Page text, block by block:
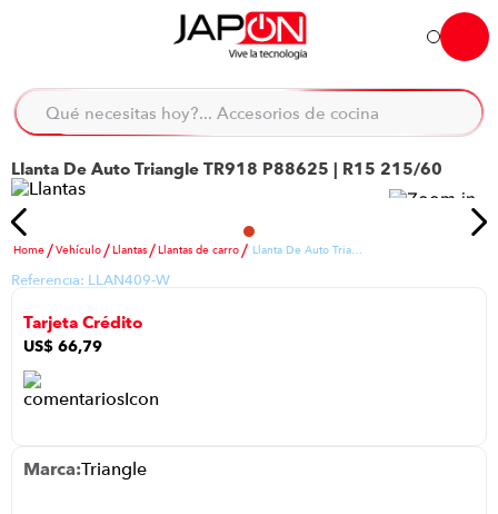
Hola... qué necesitas hoy?
Qué necesitas hoy?... Accesorios de cocina
Llanta De Auto Triangle TR918 P88625 | R15 215/60
Vehículo Llantas Llantas de carro Llanta De Auto Triangle TR918 P88625 | R15 215/60
Referencia: LLAN409-W
Tarjeta Crédito
US$ 66,79
Triangle
TÉRMINOS MÁS BUSCADOS
2. refrigeradora
3. lavadora
4. scooter
6. laptop
8. congelador